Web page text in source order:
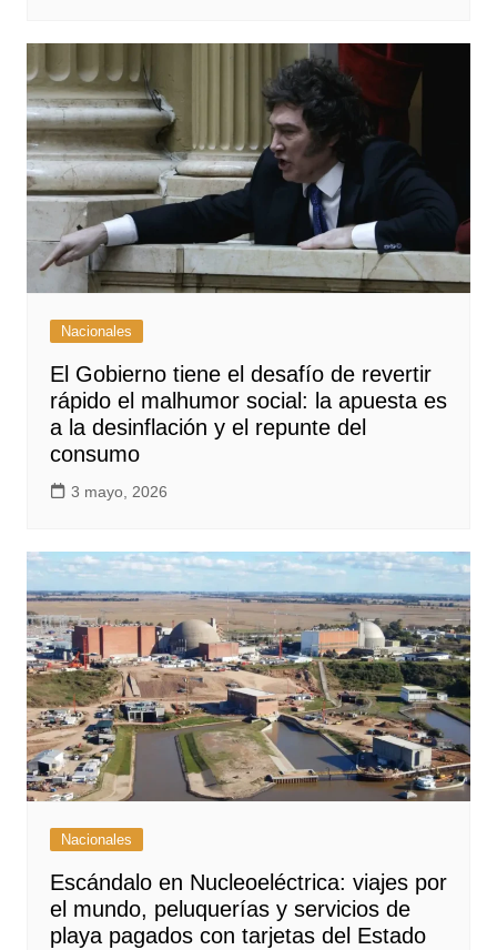
Nacionales
El Gobierno tiene el desafío de revertir
rápido el malhumor social: la apuesta es
a la desinflación y el repunte del
consumo
3 mayo, 2026
Nacionales
Escándalo en Nucleoeléctrica: viajes por
el mundo, peluquerías y servicios de
playa pagados con tarjetas del Estado